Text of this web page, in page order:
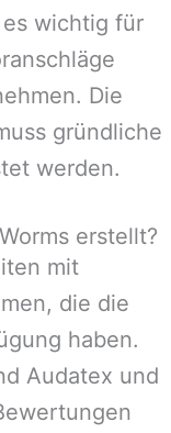
wichtig für
Die
gründliche
werden.
erstellt?
mit
die die
haben.
Audatex und